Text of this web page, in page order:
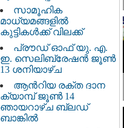
സാമൂഹിക
മാധ്യമങ്ങളിൽ
കുട്ടികൾക്ക് വിലക്ക്
പ്രൗഡ് ഓഫ് യു. എ.
ഇ. സെലിബ്രേഷൻ ജൂൺ
13 ശനിയാഴ്ച
ആൻറിയ രക്ത ദാന
ക്യാമ്പ് ജൂൺ 14
ഞായറാഴ്ച ബ്ലഡ്
ബാങ്കിൽ